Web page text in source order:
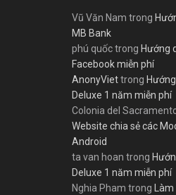
Vũ Văn Nam trong
MB Bank
phú quốctrong Hướng
Facebook miễn phí
AnonyViettrong
Deluxe 1 năm miễn phí
Colonia del
Website chia sẻ các
Android
ta van hoan trong
Deluxe 1 năm miễn phí
Nghia Pham trong